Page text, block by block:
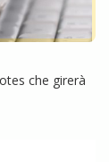
che girerà